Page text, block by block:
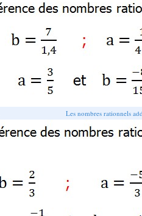
Les nombres rationnels